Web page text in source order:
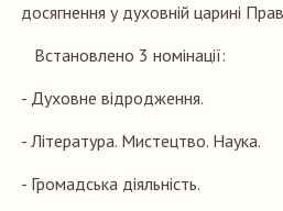
досягнення у духовній царині
Встановлено 3 номінації:
- Духовне відродження.
- Література. Мистецтво. Наука.
- Громадська діяльність.